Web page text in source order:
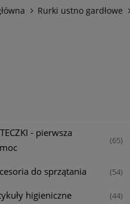
Rurki ustno gardłowe
- pierwsza
(65)
do sprzątania (54)
higieniczne (44)